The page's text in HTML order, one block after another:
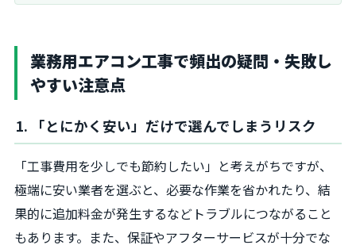
業務用エアコン工事で頻出の疑問・失敗し
やすい注意点
1. 「とにかく安い」だけで選んでしまうリスク
「工事費用を少しでも節約したい」と考えがちですが、
極端に安い業者を選ぶと、必要な作業を省かれたり、結
果的に追加料金が発生するなどトラブルにつながること
もあります。また、保証やアフターサービスが十分でな